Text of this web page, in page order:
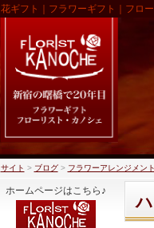
花ギフト｜フラワーギフト｜フロ
サイト > ブログ> フラワーアレンジメント
ホームページはこちら♪